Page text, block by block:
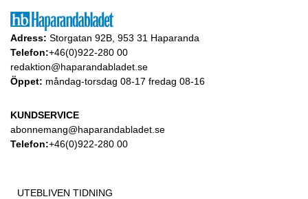
Adress: Storgatan 92B, 953 31 Haparanda
Telefon:+46(0)922-280 00
redaktion@haparandabladet.se
Öppet: måndag-torsdag 08-17 fredag 08-16
KUNDSERVICE
abonnemang@haparandabladet.se
Telefon:+46(0)922-280 00
UTEBLIVEN TIDNING